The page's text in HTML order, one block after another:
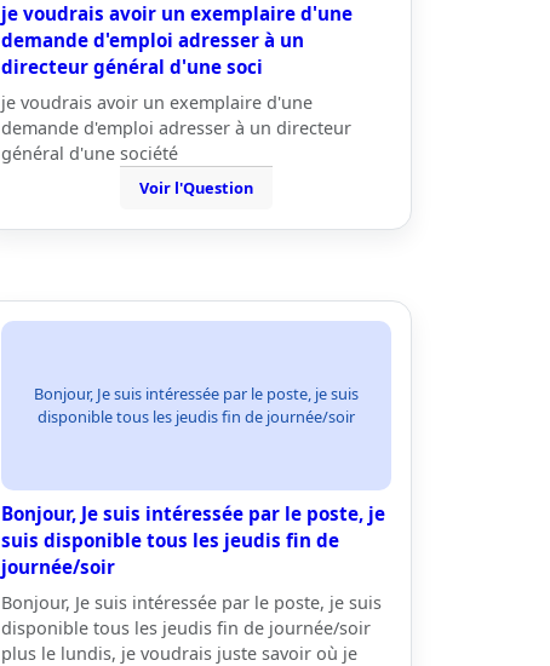
je voudrais avoir un exemplaire d'une
demande d'emploi adresser à un
directeur général d'une soci
je voudrais avoir un exemplaire d'une
demande d'emploi adresser à un directeur
général d'une société
Voir l'Question
Bonjour, Je suis intéressée par le poste, je suis
disponible tous les jeudis fin de journée/soir
Bonjour, Je suis intéressée par le poste, je
suis disponible tous les jeudis fin de
journée/soir
Bonjour, Je suis intéressée par le poste, je suis
disponible tous les jeudis fin de journée/soir
plus le lundis, je voudrais juste savoir où je